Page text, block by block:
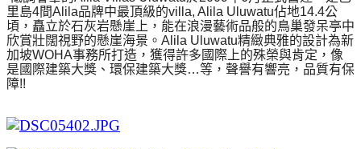
里島4間Alila品牌中最頂級的villa, Alila Uluwatu佔地14.4公
頃，矗立於石灰岩懸崖上，能在浪漫藝術品般的鳥巢發呆亭中
欣賞壯闊視野的懸崖海景。 Alila Uluwatu精緻典雅的設計為新
加坡WOHA事務所打造，獲得許多國際上的殊榮與肯定，像
是國際建築大獎、環保建築大獎…等，聲譽有響亮，品質有保
障!!